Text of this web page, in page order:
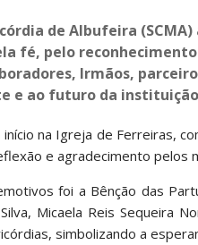
de Albufeira
fé, pelo
Irmãos,
e ao futuro da
na Igreja de Ferreiras,
e agradecimento
foi a Bênção das
Micaela Reis Sequeira
simbolizando a